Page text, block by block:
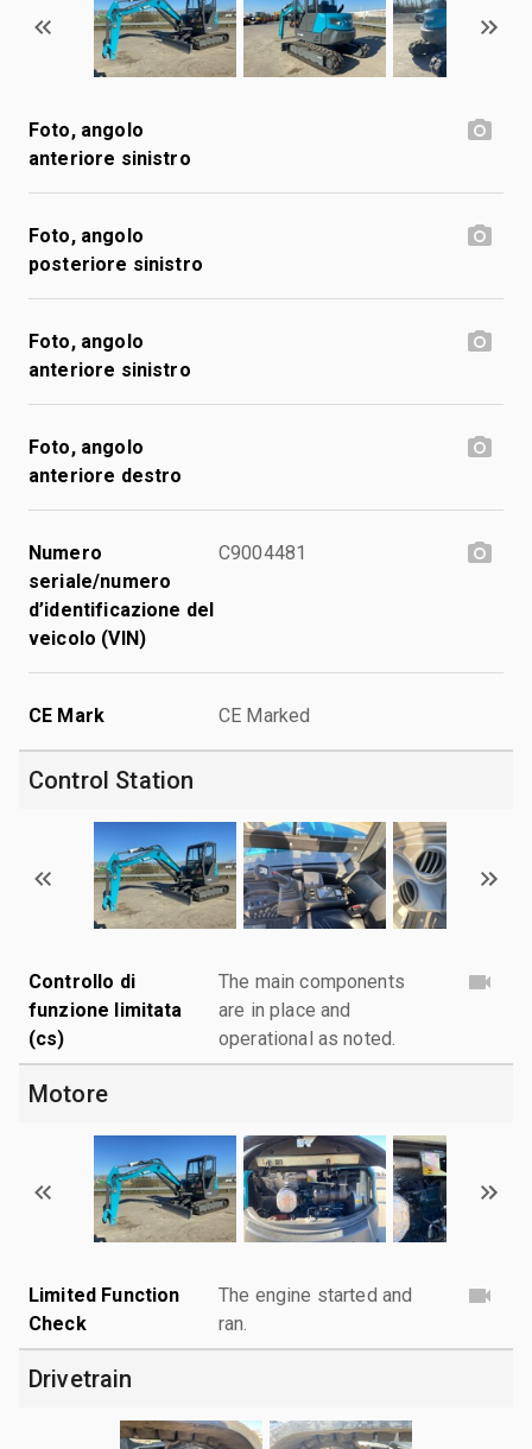
Foto, angolo
anteriore sinistro
Foto, angolo
posteriore sinistro
Foto, angolo
anteriore sinistro
Foto, angolo
anteriore destro
Numero
seriale/numero
d’identificazione del
veicolo (VIN)
C9004481
CE Mark CE Marked
Control Station
Controllo di
funzione limitata
(cs)
The main components
are in place and
operational as noted.
Motore
Limited Function
Check
The engine started and
ran.
Drivetrain